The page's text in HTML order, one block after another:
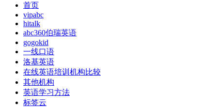
首页
vipabc
hitalk
abc360伯瑞英语
gogokid
一线口语
洛基英语
在线英语培训机构比较
其他机构
英语学习方法
标签云